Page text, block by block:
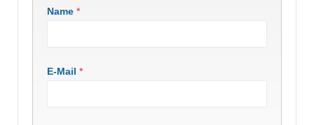
Name *
E-Mail *